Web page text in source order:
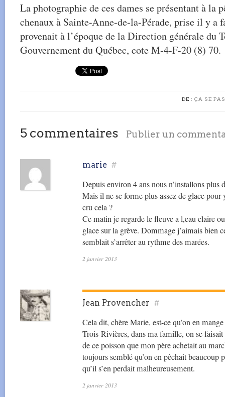
La photographie de ces dames se présentant à la
chenaux à Sainte-Anne-de-la-Pérade, prise il y a
provenait à l’époque de la Direction générale du
Gouvernement du Québec, cote M-4-F-20 (8) 70.
DE : ÇA SE
5 commentaires Publier un
marie #
Depuis environ 4 ans nous n’installons
Mais il ne se forme plus assez de glace
cru cela ?
Ce matin je regarde le fleuve a l,eau claire
glace sur la grève. Dommage j’aimais bien
semblait s’arrêter au rythme des marées.
2 janvier 2013
Jean Provencher #
Cela dit, chère Marie, est-ce qu’on en
Trois-Rivières, dans ma famille, on se
de ce poisson que mon père achetait au
toujours semblé qu’on en pêchait beaucoup
qu’il s’en perdait malheureusement.
2 janvier 2013